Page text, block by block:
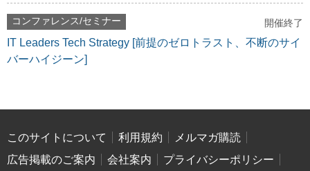
コンファレンス/セミナー 開催終了
IT Leaders Tech Strategy [前提のゼロトラスト、不断のサイ
バーハイジーン]
このサイトについて 利用規約
メルマガ購読
広告掲載のご案内
会社案内 プライバシーポリシー